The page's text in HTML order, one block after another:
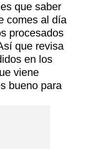
que saber
comes al día
procesados
que revisa
en los
viene
bueno para